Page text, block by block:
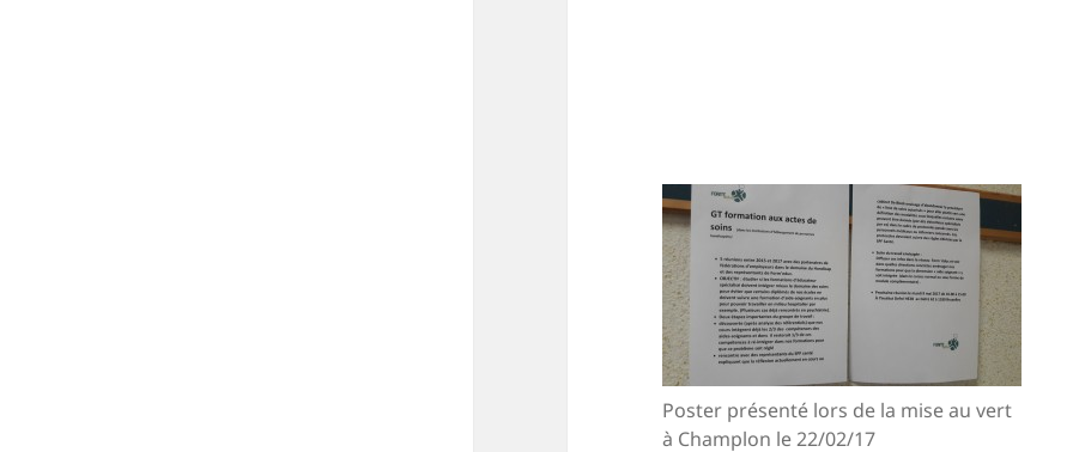
Poster présenté lors de la mise au vert
à Champlon le 22/02/17